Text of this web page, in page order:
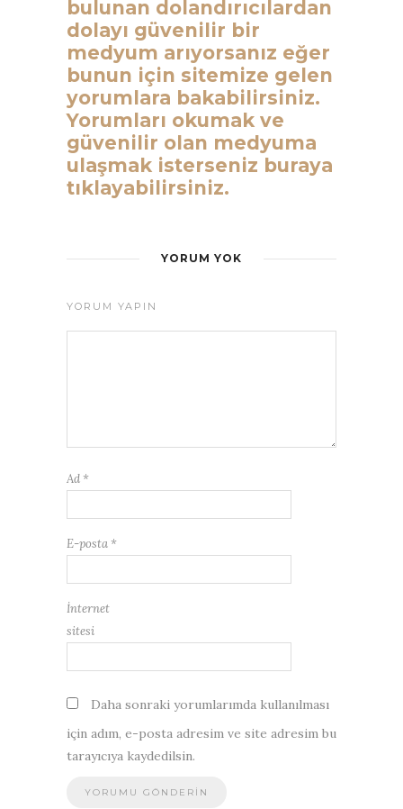
bulunan dolandırıcılardan
dolayı güvenilir bir
medyum arıyorsanız eğer
bunun için sitemize gelen
yorumlara bakabilirsiniz.
Yorumları okumak ve
güvenilir olan medyuma
ulaşmak isterseniz buraya
tıklayabilirsiniz.
YORUM YOK
YORUM YAPIN
Ad *
E-posta *
İnternet
sitesi
Daha sonraki yorumlarımda kullanılması
için adım, e-posta adresim ve site adresim bu
tarayıcıya kaydedilsin.